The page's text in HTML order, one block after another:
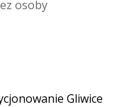
osoby
Gliwice